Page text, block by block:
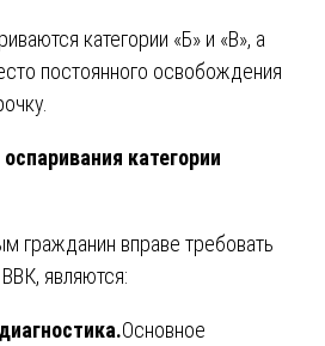
категории «Б» и «В», а
постоянного освобождения
категории
гражданин вправе требовать
являются:
Основное